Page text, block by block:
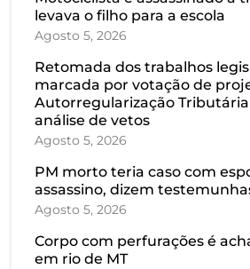
levava o filho para a escola
Agosto 5, 2026
Retomada dos trabalhos
marcada por votação de
Autorregularização Tributária
análise de vetos
Agosto 5, 2026
PM morto teria caso com
assassino, dizem
Agosto 5, 2026
Corpo com perfurações é
em rio de MT